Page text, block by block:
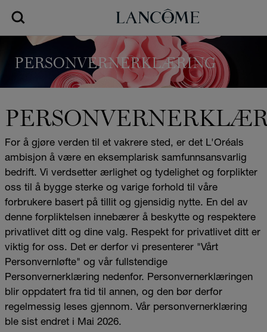
PERSONVERNERKLÆRING
For å gjøre verden til et vakrere sted, er det L'Oréals
ambisjon å være en eksemplarisk samfunnsansvarlig
bedrift. Vi verdsetter ærlighet og tydelighet og forplikter
oss til å bygge sterke og varige forhold til våre
forbrukere basert på tillit og gjensidig nytte. En del av
denne forpliktelsen innebærer å beskytte og respektere
privatlivet ditt og dine valg. Respekt for privatlivet ditt er
viktig for oss. Det er derfor vi presenterer "Vårt
Personvernløfte" og vår fullstendige
Personvernerklæring nedenfor. Personvernerklæringen
blir oppdatert fra tid til annen, og den bør derfor
regelmessig leses gjennom. Vår personvernerklæring
ble sist endret i Mai 2026.